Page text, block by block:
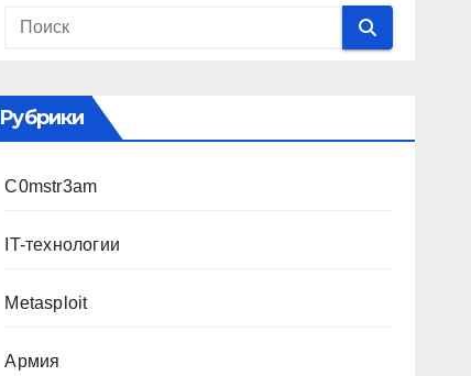
Рубрики
C0mstr3am
IT-технологии
Metasploit
Армия